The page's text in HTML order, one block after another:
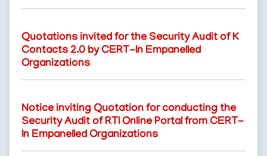
Quotations invited for the Security Audit of K
Contacts 2.0 by CERT-In Empanelled
Organizations
Notice inviting Quotation for conducting the
Security Audit of RTI Online Portal from CERT-
In Empanelled Organizations